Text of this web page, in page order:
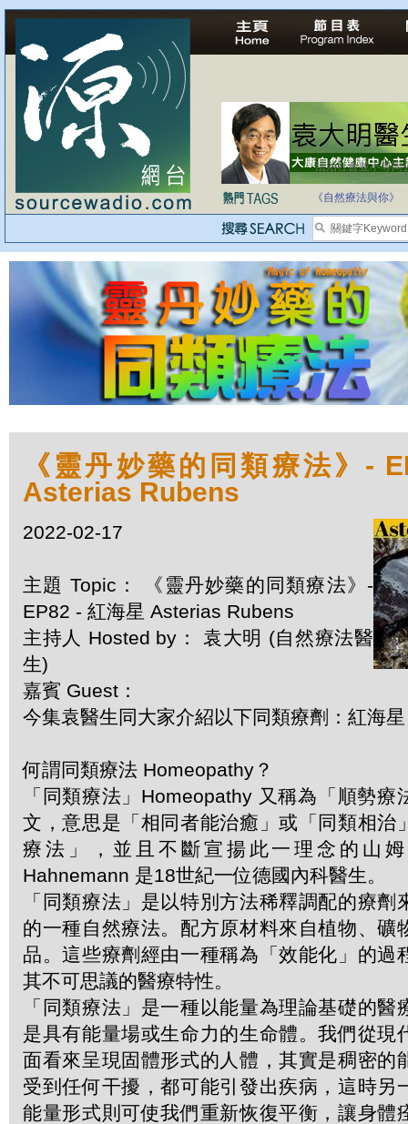
法治社會並不等同
自家教育合法化-
《自然療法與你》
《靈丹妙藥的同類療法》-
Asterias Rubens
2022-02-17
主題 Topic： 《靈丹妙藥的同類療法》-
EP82 - 紅海星 Asterias Rubens
主持人 Hosted by： 袁大明 (自然療法醫
生)
嘉賓 Guest：
今集袁醫生同大家介紹以下同類療劑：紅海
何謂同類療法 Homeopathy？
「同類療法」Homeopathy 又稱為「順勢療
文，意思是「相同者能治癒」或「同類相治
療法」，並且不斷宣揚此一理念的山
Hahnemann 是18世紀一位德國內科醫生。
「同類療法」是以特別方法稀釋調配的療劑
的一種自然療法。配方原材料來自植物、礦
品。這些療劑經由一種稱為「效能化」的過
其不可思議的醫療特性。
「同類療法」是一種以能量為理論基礎的醫
是具有能量場或生命力的生命體。我們從現
面看來呈現固體形式的人體，其實是稠密的
受到任何干擾，都可能引發出疾病，這時另
能量形式則可使我們重新恢復平衡，讓身體